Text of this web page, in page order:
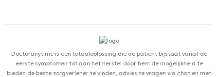
Doctoranytime is een totaaloplossing die de patiënt bijstaat vanaf de
eerste symptomen tot aan het herstel door hem de mogelijkheid te
bieden de beste zorgverlener te vinden, advies te vragen via chat en met